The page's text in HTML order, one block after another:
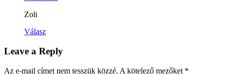
Zoli
Válasz
Leave a Reply
Az e-mail címet nem tesszük közzé. A kötelező mezőket *